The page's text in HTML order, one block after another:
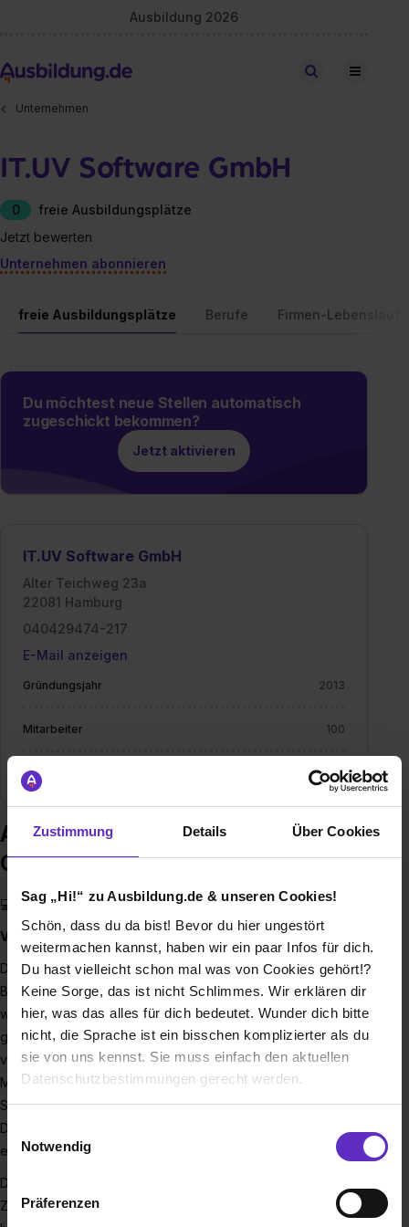
Zustimmung Details Über Cookies
Sag „Hi!“ zu Ausbildung.de & unseren Cookies!
Schön, dass du da bist! Bevor du hier ungestört
weitermachen kannst, haben wir ein paar Infos für dich.
Du hast vielleicht schon mal was von Cookies gehört!?
Keine Sorge, das ist nicht Schlimmes. Wir erklären dir
hier, was das alles für dich bedeutet. Wunder dich bitte
nicht, die Sprache ist ein bisschen komplizierter als du
sie von uns kennst. Sie muss einfach den aktuellen
Datenschutzbestimmungen gerecht werden.
Benutzung der Webseite getroffenen Einstellungen zu
Einwilligungsauswahl
Notwendig
Präferenzen
Ausbildung 2026
Stellen finden
Unternehmen
IT.UV Software GmbH
0
freie Ausbildungsplätze
Jetzt bewerten
Unternehmen abonnieren
freie Ausbildungsplätze Berufe Firmen-Lebenslauf
Du möchtest neue Stellen automatisch
zugeschickt bekommen?
Jetzt aktivieren
IT.UV Software GmbH
Alter Teichweg 23a
22081 Hamburg
040429474-217
E-Mail anzeigen
Gründungsjahr 2013
Mitarbeiter 100
Branche Beratung, Dienstleistung, IT / EDV
Ausbildung bei IT.UV Software
GmbH
💻💡
Viel Raum für Kompetenz und Charakter // IT.UV
Die IT.UV Software GmbH ist ein IT-Lösungshaus und
Beratungsunternehmen mit Sitz in Hamburg. Hier entwickeln
wir mit Leidenschaft komplexe Softwarelösungen für die
gesetzliche Unfallversicherung. Wir entwickeln Software
vollständig modellgetrieben und plattformunabhängig. Aus
Modellen generieren wir nahezu 100 % des gesamten
Software-Codes für unsere anspruchsvollen Anwendungen.
Die hierfür verwendeten Frameworks entwickeln wir mit
einem kompetenten Team seit jeher selbst.
Das Umfeld gesetzlicher Unfallversicherungen ist unser
Zuhause, hier kennen wir uns aus. Als beratende Partnerin